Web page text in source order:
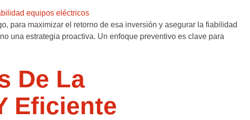
para maximizar el retorno de esa inversión y asegurar la fiabilidad
una estrategia proactiva. Un enfoque preventivo es clave para
De La
Eficiente